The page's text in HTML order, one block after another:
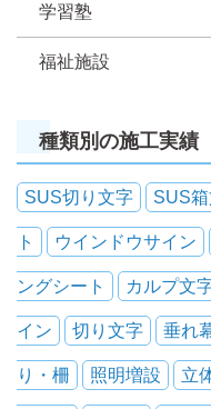
学習塾
福祉施設
種類別の施工実績
SUS切り文字 SUS
ト ウインドウサイン
ングシート カルプ文
イン 切り文字 垂れ
り・柵 照明増設 立